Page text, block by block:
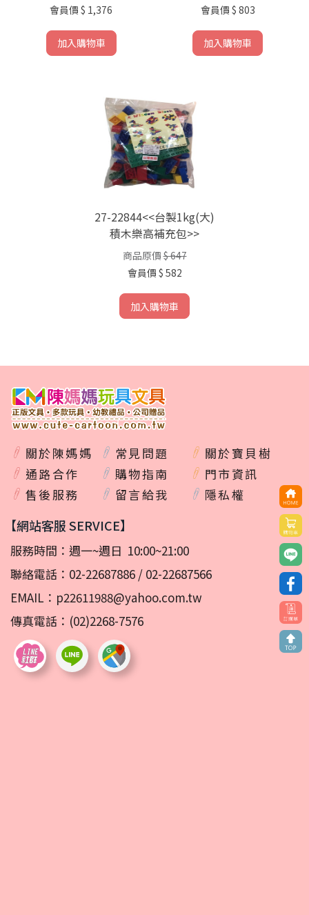
會員價 $ 1,376
加入購物車
會員價 $ 803
加入購物車
27-22844<<台製1kg(大)
積木樂高補充包>>
商品原價$ 647
會員價 $ 582
加入購物車
關於陳媽媽 常見問題
關於寶貝樹
通路合作
購物指南
門市資訊
售後服務
留言給我 隱私權
【網站客服 SERVICE】
服務時間：週一~週日 10:00~21:00
聯絡電話： 02-22687886 / 02-22687566
EMAIL： p22611988@yahoo.com.tw
傳真電話：(02)2268-7576